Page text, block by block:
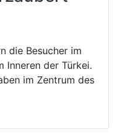
die Besucher im
Inneren der Türkei.
im Zentrum des